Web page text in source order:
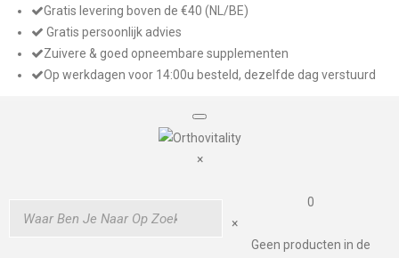
Gratis levering boven de €40 (NL/BE)
Gratis persoonlijk advies
Zuivere & goed opneembare supplementen
Op werkdagen voor 14:00u besteld, dezelfde dag verstuurd
×
0
×
Geen producten in de